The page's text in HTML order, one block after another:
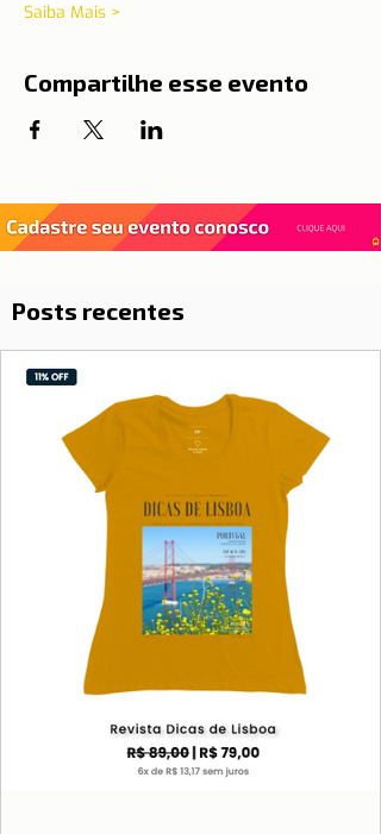
Saiba Mais >
Compartilhe esse evento
Posts recentes